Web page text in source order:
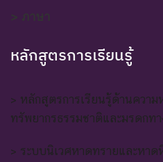
> ภาษา
หลักสูตรการเรียนรู้
> หลักสูตรการเรียนรู้ด้านความ
ทรัพยากรธรรมชาติและมรดกท
> ระบบนิเวศหาดทรายและหา